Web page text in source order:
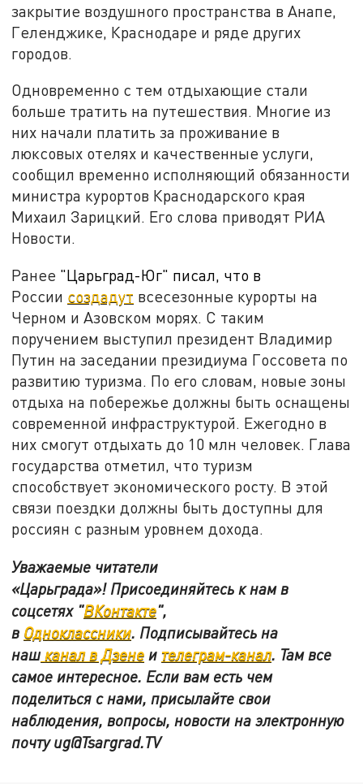
закрытие воздушного пространства в Анапе,
Геленджике, Краснодаре и ряде других
городов.
Одновременно с тем отдыхающие стали
больше тратить на путешествия. Многие из
них начали платить за проживание в
люксовых отелях и качественные услуги,
сообщил временно исполняющий обязанности
министра курортов Краснодарского края
Михаил Зарицкий. Его слова приводят РИА
Новости.
Ранее "Царьград-Юг" писал, что в
России создадут всесезонные курорты на
Черном и Азовском морях. С таким
поручением выступил президент Владимир
Путин на заседании президиума Госсовета по
развитию туризма. По его словам, новые зоны
отдыха на побережье должны быть оснащены
современной инфраструктурой. Ежегодно в
них смогут отдыхать до 10 млн человек. Глава
государства отметил, что туризм
способствует экономического росту. В этой
связи поездки должны быть доступны для
россиян с разным уровнем дохода.
Уважаемые читатели
«Царьграда»! Присоединяйтесь к нам в
соцсетях "ВКонтакте",
в Одноклассники. Подписывайтесь на
наш канал в Дзене и телеграм-канал. Там все
самое интересное. Если вам есть чем
поделиться с нами, присылайте свои
наблюдения, вопросы, новости на электронную
почтуug@Tsargrad.TV